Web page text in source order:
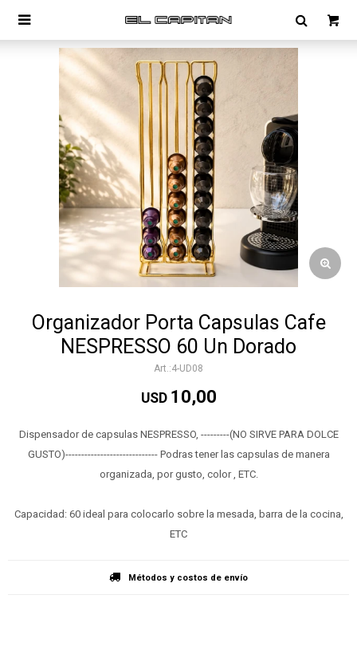

Organizador Porta Capsulas Cafe
NESPRESSO 60 Un Dorado
4-UD08
USD 10,00
Dispensador de capsulas NESPRESSO, ---------(NO SIRVE PARA DOLCE
GUSTO)----------------------------- Podras tener las capsulas de manera
organizada, por gusto, color , ETC.
Capacidad: 60 ideal para colocarlo sobre la mesada, barra de la cocina,
ETC
Métodos y costos de envío